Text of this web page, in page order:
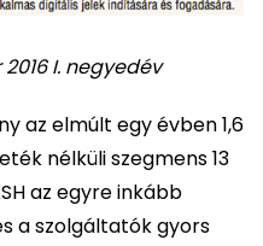
I. negyedév
az elmúlt egy évben 1,6
nélküli szegmens 13
az egyre inkább
a szolgáltatók gyors